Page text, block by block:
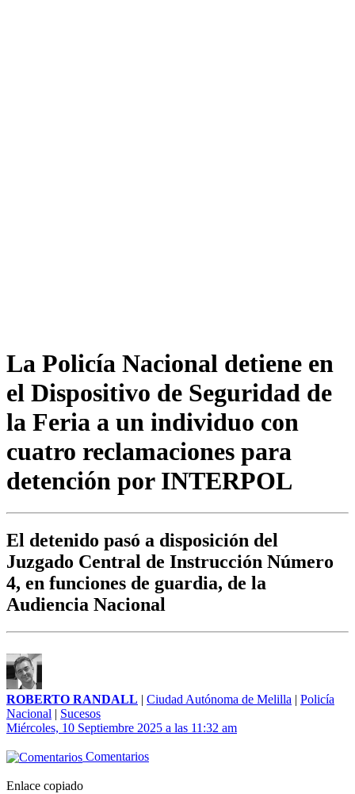
La Policía Nacional detiene en
el Dispositivo de Seguridad de
la Feria a un individuo con
cuatro reclamaciones para
detención por INTERPOL
El detenido pasó a disposición del
Juzgado Central de Instrucción Número
4, en funciones de guardia, de la
Audiencia Nacional
ROBERTO RANDALL | Ciudad Autónoma de Melilla | Policía
Nacional | Sucesos
Miércoles, 10 Septiembre 2025 a las 11:32 am
Comentarios
Enlace copiado